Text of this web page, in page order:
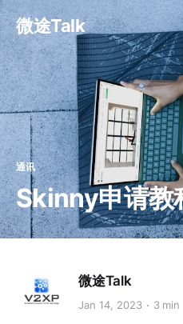
微途Talk
通讯
Skinny申请教
微途Talk
Jan 14, 2023 3 min